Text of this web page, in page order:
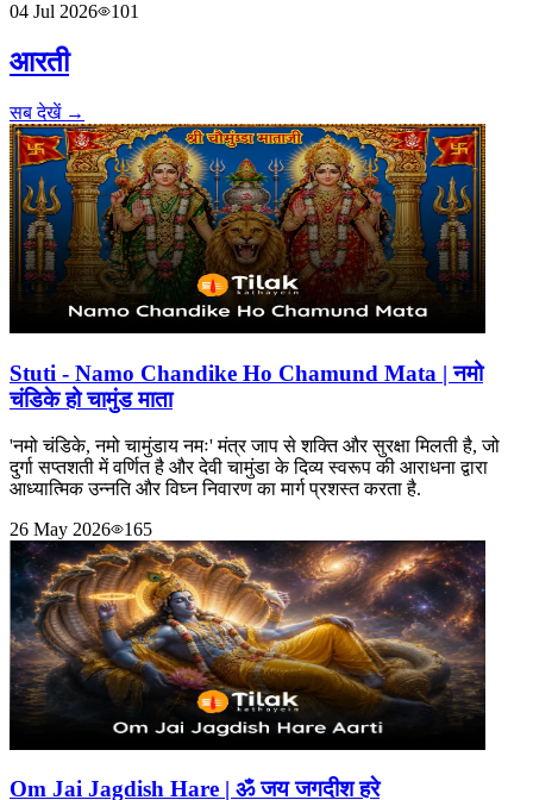
04 Jul 2026
101
आरती
सब देखें →
Stuti - Namo Chandike Ho Chamund Mata | नमो
चंडिके हो चामुंड माता
'नमो चंडिके, नमो चामुंडाय नमः' मंत्र जाप से शक्ति और सुरक्षा मिलती है, जो
दुर्गा सप्तशती में वर्णित है और देवी चामुंडा के दिव्य स्वरूप की आराधना द्वारा
आध्यात्मिक उन्नति और विघ्न निवारण का मार्ग प्रशस्त करता है.
26 May 2026
165
Om Jai Jagdish Hare | ॐ जय जगदीश हरे